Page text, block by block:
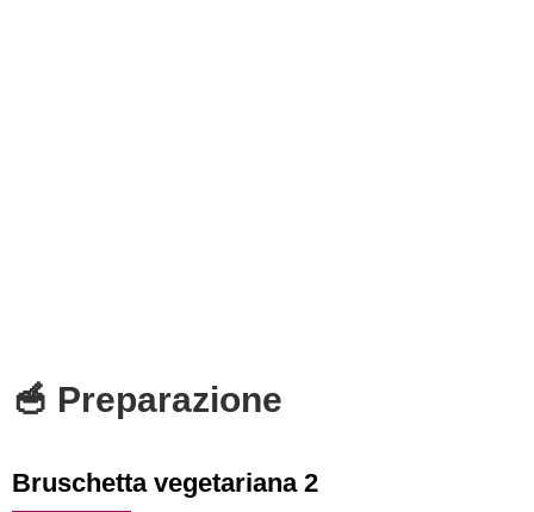
🥣 Preparazione
Bruschetta vegetariana 2